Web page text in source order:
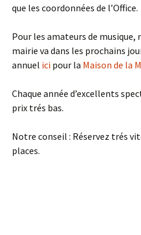
que les coordonnées de l’Office.
Pour les amateurs de musique,
mairie va dans les prochains
annuel ici pour la Maison de la
Chaque année d’excellents
prix trés bas.
Notre conseil : Réservez trés
places.